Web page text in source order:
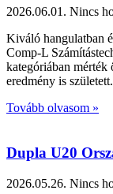
2026.06.01. Nincs
Kiváló hangulatban
Comp-L
kategóriában mérték
eredmény is
Tovább olvasom »
Dupla U20
2026.05.26. Nincs